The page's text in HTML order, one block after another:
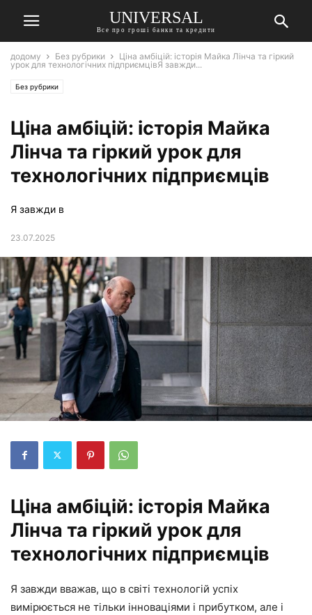
UNIVERSAL
Все про гроші банки та кредити
додому Без рубрики
Ціна амбіцій: історія Майка Лінча та гіркий
урок для технологічних підприємцівЯ завжди...
Без рубрики
Ціна амбіцій: історія Майка
Лінча та гіркий урок для
технологічних підприємців
Я завжди в
23.07.2025
Ціна амбіцій: історія Майка
Лінча та гіркий урок для
технологічних підприємців
Я завжди вважав, що в світі технологій успіх
вимірюється не тільки інноваціями і прибутком, але і